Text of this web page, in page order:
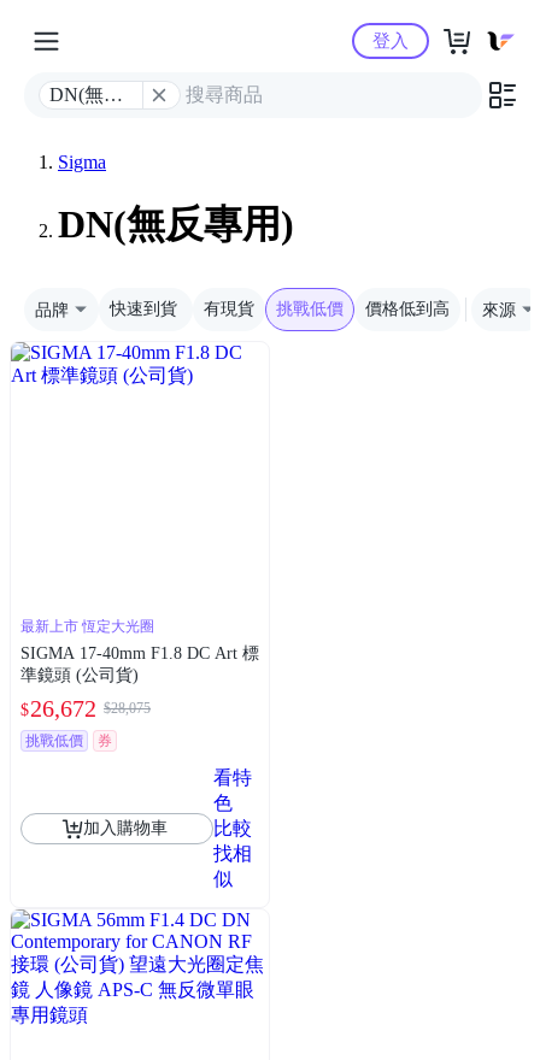
Yahoo購物中心
DN(無反
登入
Sigma
DN(無反專用)
品牌 快速到貨 有現貨 挑戰低價 價格低到高 來源
最新上市 恆定大光圈
SIGMA 17-40mm F1.8 DC Art 標
準鏡頭 (公司貨)
$26,672 $28,075
挑戰低價
券
加入購物車
看特
色
比較
找相
似